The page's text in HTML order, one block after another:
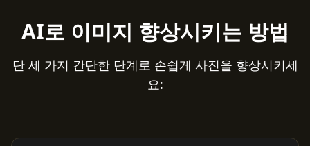
AI로 이미지 향상시키는 방법
단 세 가지 간단한 단계로 손쉽게 사진을 향상시키세
요: